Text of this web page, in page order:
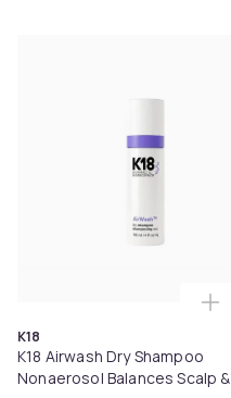
K18
K18 Airwash Dry Shampoo
Nonaerosol Balances Scalp &